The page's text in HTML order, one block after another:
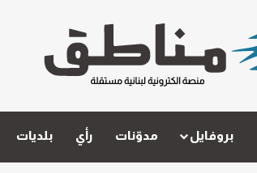
بروفايل مدوّنات رأي بلديات